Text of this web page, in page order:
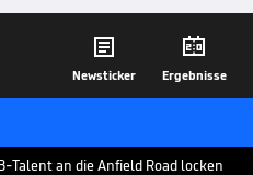

Newsticker

Ergebnisse
Talent an die Anfield Road locken